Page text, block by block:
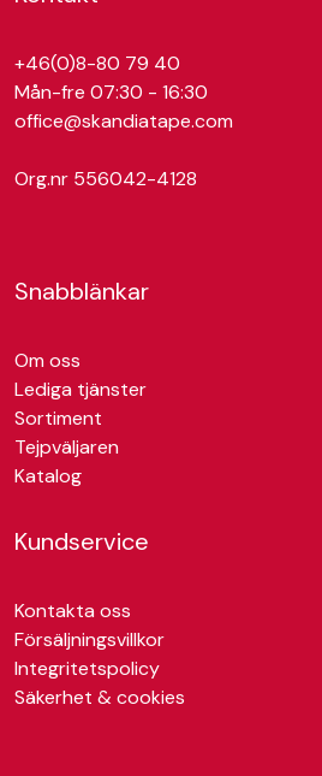
+46(0)8-80 79 40
Mån-fre 07:30 - 16:30
office@skandiatape.com
Org.nr 556042-4128
Snabblänkar
Om oss
Lediga tjänster
Sortiment
Tejpväljaren
Katalog
Kundservice
Kontakta oss
Försäljningsvillkor
Integritetspolicy
Säkerhet & cookies